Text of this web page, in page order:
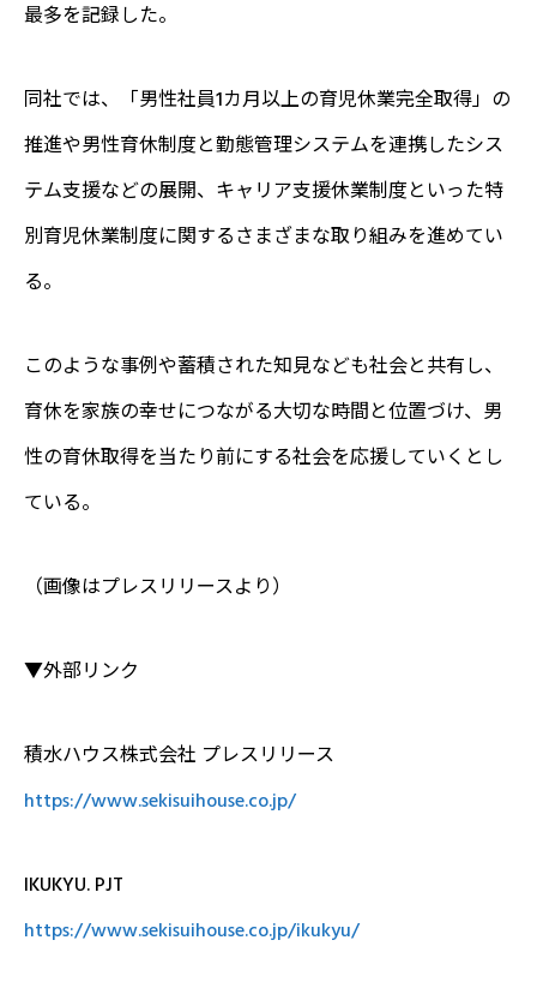
最多を記録した。
同社では、「男性社員1カ月以上の育児休業完全取得」の
推進や男性育休制度と勤態管理システムを連携したシス
テム支援などの展開、キャリア支援休業制度といった特
別育児休業制度に関するさまざまな取り組みを進めてい
る。
このような事例や蓄積された知見なども社会と共有し、
育休を家族の幸せにつながる大切な時間と位置づけ、男
性の育休取得を当たり前にする社会を応援していくとし
ている。
（画像はプレスリリースより）
▼外部リンク
積水ハウス株式会社 プレスリリース
https://www.sekisuihouse.co.jp/
IKUKYU. PJT
https://www.sekisuihouse.co.jp/ikukyu/